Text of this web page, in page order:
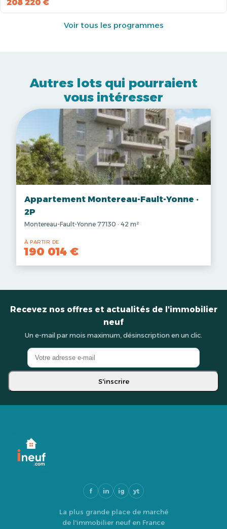
208 220 €
Voir tous les programmes
Autres lots qui pourraient
vous intéresser
Appartement Montereau-Fault-Yonne ·
2P
Montereau-Fault-Yonne 77130 · 42 m²
À PARTIR DE
190 014 €
Recevez nos offres et actualités de l'immobilier
neuf
Un e-mail par mois maximum, désinscription en un clic.
S'inscrire
f in ig yt
La plus grande place de marché
de l'immobilier neuf en France